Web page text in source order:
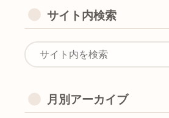
サイト内検索
月別アーカイブ